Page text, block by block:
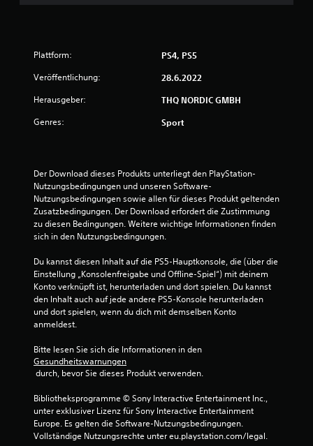
Plattform: PS4, PS5
Veröffentlichung: 28.6.2022
Herausgeber: THQ NORDIC GMBH
Genres: Sport
Der Download dieses Produkts unterliegt den PlayStation-
Nutzungsbedingungen und unseren Software-
Nutzungsbedingungen sowie allen für dieses Produkt geltenden
Zusatzbedingungen. Der Download erfordert die Zustimmung
zu diesen Bedingungen. Weitere wichtige Informationen finden
sich in den Nutzungsbedingungen.
Du kannst diesen Inhalt auf die PS5-Hauptkonsole, die (über die
Einstellung „Konsolenfreigabe und Offline-Spiel“) mit deinem
Konto verknüpft ist, herunterladen und dort spielen. Du kannst
den Inhalt auch auf jede andere PS5-Konsole herunterladen
und dort spielen, wenn du dich mit demselben Konto
anmeldest.
Bitte lesen Sie sich die Informationen in den
Gesundheitswarnungen
durch, bevor Sie dieses Produkt verwenden.
Bibliotheksprogramme © Sony Interactive Entertainment Inc.,
unter exklusiver Lizenz für Sony Interactive Entertainment
Europe. Es gelten die Software-Nutzungsbedingungen.
Vollständige Nutzungsrechte unter eu.playstation.com/legal.